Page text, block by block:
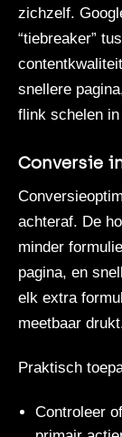
zichzelf.
“tiebreaker”
snellere
flink schelen
Conversie
achteraf. De
minder
pagina, en
elk extra
meetbaar
Praktisch
Controleer